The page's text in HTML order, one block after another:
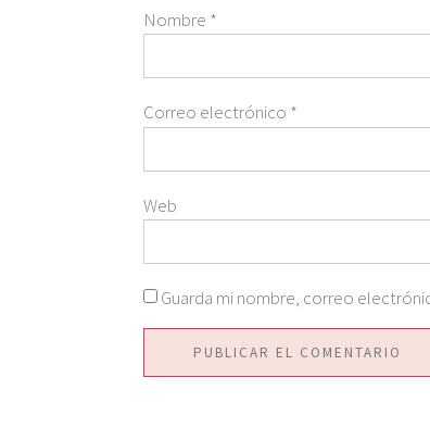
Nombre *
Correo electrónico *
Web
Guarda mi nombre, correo